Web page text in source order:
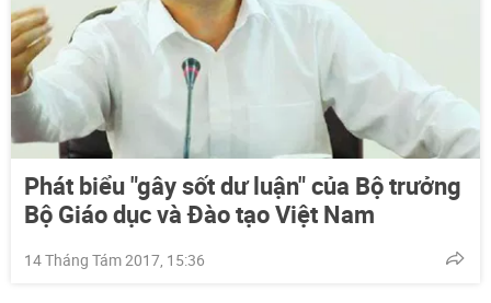
Phát biểu "gây sốt dư luận" của Bộ trưởng
Bộ Giáo dục và Đào tạo Việt Nam
14 Tháng Tám 2017, 15:36